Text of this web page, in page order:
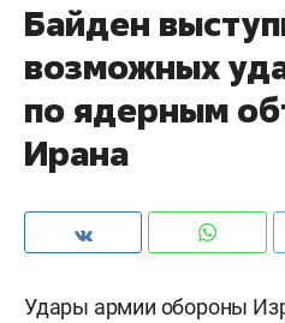
Байден
возможных
по ядерным
Ирана
Удары армии обороны